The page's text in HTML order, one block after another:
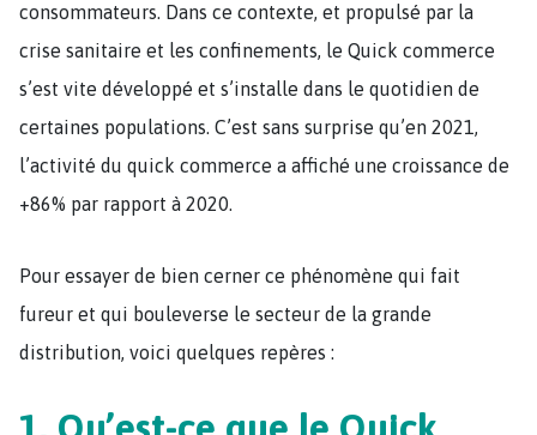
consommateurs. Dans ce contexte, et propulsé par la
crise sanitaire et les confinements, le Quick commerce
s’est vite développé et s’installe dans le quotidien de
certaines populations. C’est sans surprise qu’en 2021,
l’activité du quick commerce a affiché une croissance de
+86% par rapport à 2020.
Pour essayer de bien cerner ce phénomène qui fait
fureur et qui bouleverse le secteur de la grande
distribution, voici quelques repères :